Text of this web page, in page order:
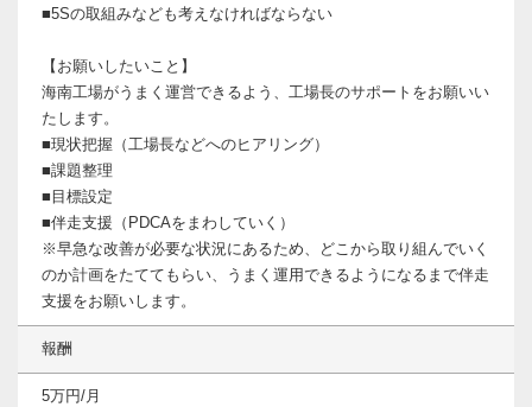
■5Sの取組みなども考えなければならない
【お願いしたいこと】
海南工場がうまく運営できるよう、工場長のサポートをお願いい
たします。
■現状把握（工場長などへのヒアリング）
■課題整理
■目標設定
■伴走支援（PDCAをまわしていく）
※早急な改善が必要な状況にあるため、どこから取り組んでいく
のか計画をたててもらい、うまく運用できるようになるまで伴走
支援をお願いします。
報酬
5万円/月